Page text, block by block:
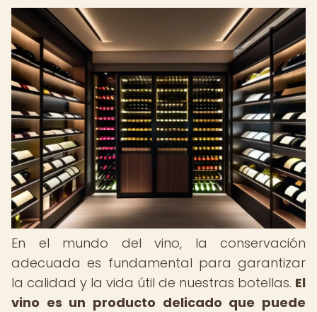
En el mundo del vino, la conservación
adecuada es fundamental para garantizar
la calidad y la vida útil de nuestras botellas. El
vino es un producto delicado que puede